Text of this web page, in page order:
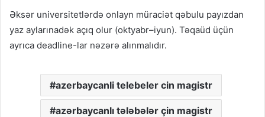
Əksər universitetlərdə onlayn müraciət qəbulu payızdan
yaz aylarınadək açıq olur (oktyabr–iyun). Təqaüd üçün
ayrıca deadline-lar nəzərə alınmalıdır.
azerbaycanli telebeler cin magistr
azərbaycanlı tələbələr çin magistr